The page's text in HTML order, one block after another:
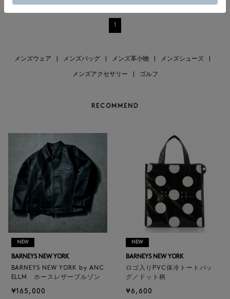
1
メンズウェア メンズバッグ メンズ革小物 メンズシューズ
メンズアクセサリー ゴルフ
RECOMMEND
NEW
BARNEYS NEW YORK
BARNEYS NEW YORK by ANC
ELLM ホースレザーブルゾン
¥165,000
NEW
BARNEYS NEW YORK
ロゴ入りPVC保冷トートバッ
グ／ドット柄
¥6,600